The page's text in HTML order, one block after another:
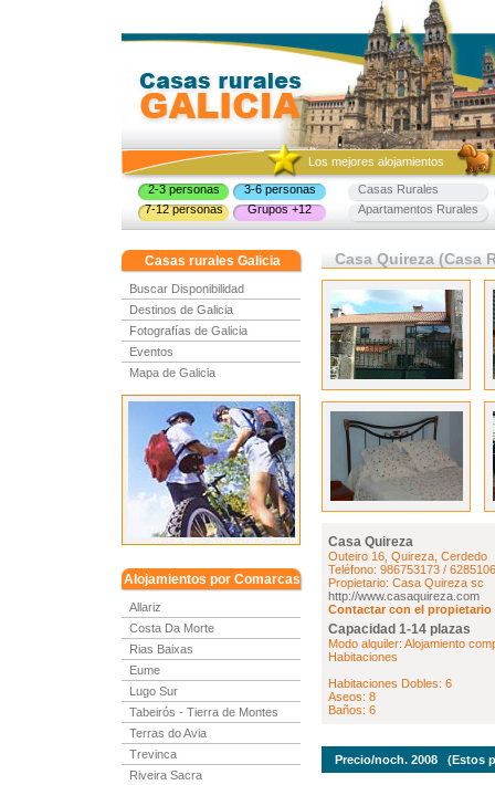
Los mejores alojamientos
2-3 personas 3-6 personas Casas Rurales
7-12 personas
Grupos +12 Apartamentos Rurales
Casas rurales Galicia
Buscar Disponibilidad
Destinos de Galicia
Fotografías de Galicia
Eventos
Mapa de Galicia
Alojamientos por Comarcas
Allariz
Costa Da Morte
Rias Baixas
Eume
Lugo Sur
Tabeirós - Tierra de Montes
Terras do Avia
Trevinca
Riveira Sacra
Casa Quireza (Casa
Casa Quireza
Outeiro 16, Quireza, Cerdedo
Teléfono: 986753173 /
Propietario: Casa Quireza sc
http://www.casaquireza.com
Contactar con el propietario
Capacidad 1-14 plazas
Modo alquiler: Alojamiento
Habitaciones
Habitaciones Dobles: 6
Aseos: 8
Baños: 6
Precio/noch. 2008 (Estos